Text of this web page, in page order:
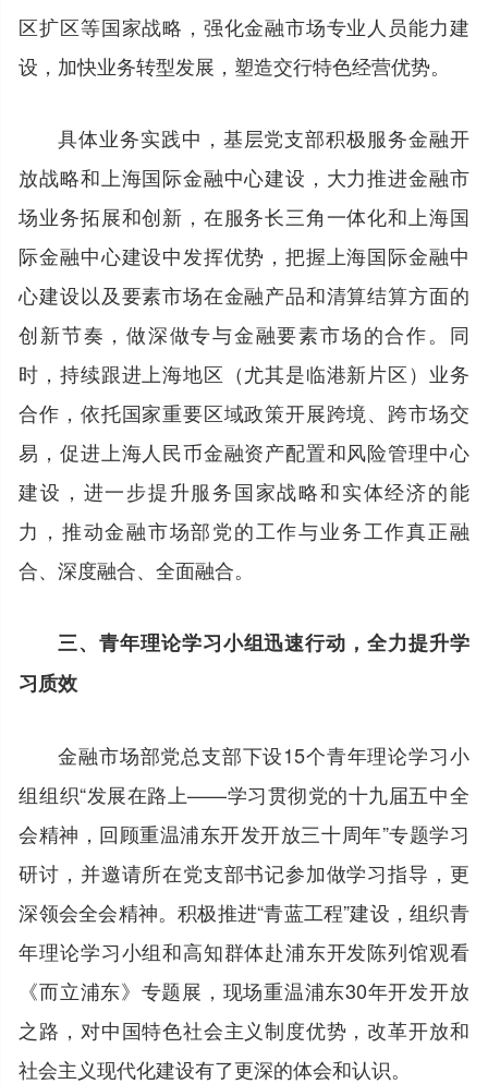
区扩区等国家战略，强化金融市场专业人员能力建
设，加快业务转型发展，塑造交行特色经营优势。
具体业务实践中，基层党支部积极服务金融开
放战略和上海国际金融中心建设，大力推进金融市
场业务拓展和创新，在服务长三角一体化和上海国
际金融中心建设中发挥优势，把握上海国际金融中
心建设以及要素市场在金融产品和清算结算方面的
创新节奏，做深做专与金融要素市场的合作。同
时，持续跟进上海地区（尤其是临港新片区）业务
合作，依托国家重要区域政策开展跨境、跨市场交
易，促进上海人民币金融资产配置和风险管理中心
建设，进一步提升服务国家战略和实体经济的能
力，推动金融市场部党的工作与业务工作真正融
合、深度融合、全面融合。
三、青年理论学习小组迅速行动，全力提升学
习质效
金融市场部党总支部下设15个青年理论学习小
组组织“发展在路上——学习贯彻党的十九届五中全
会精神，回顾重温浦东开发开放三十周年”专题学习
研讨，并邀请所在党支部书记参加做学习指导，更
深领会全会精神。积极推进“青蓝工程”建设，组织青
年理论学习小组和高知群体赴浦东开发陈列馆观看
《而立浦东》专题展，现场重温浦东30年开发开放
之路，对中国特色社会主义制度优势，改革开放和
社会主义现代化建设有了更深的体会和认识。